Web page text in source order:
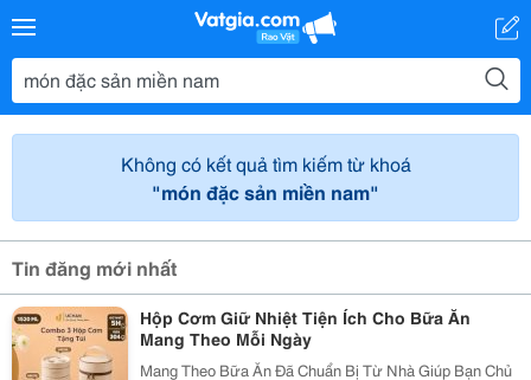
Không có kết quả tìm kiếm từ khoá
"món đặc sản miền nam"
Tin đăng mới nhất
Hộp Cơm Giữ Nhiệt Tiện Ích Cho Bữa Ăn
Mang Theo Mỗi Ngày
Mang Theo Bữa Ăn Đã Chuẩn Bị Từ Nhà Giúp Bạn Chủ